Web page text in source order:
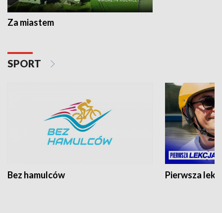
Za miastem
SPORT
Bez hamulców Pierwsza